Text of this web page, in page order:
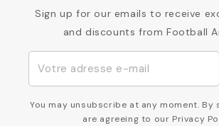
Sign up for our emails to receive
and discounts from Football
You may unsubscribe at any moment. By
are agreeing to our Privacy